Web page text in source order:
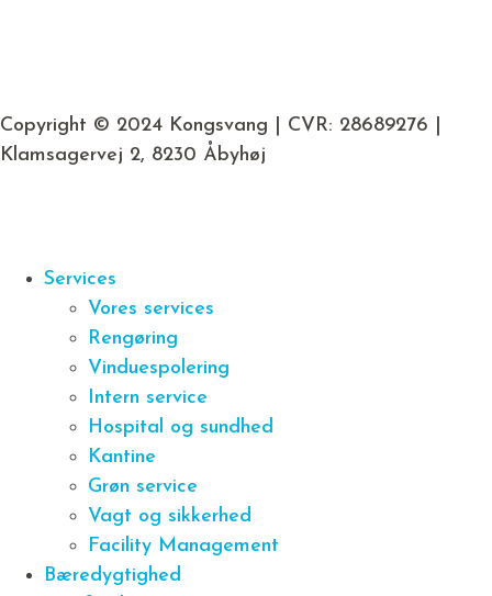
Copyright © 2024 Kongsvang | CVR: 28689276 |
Klamsagervej 2, 8230 Åbyhøj
Services
Vores services
Rengøring
Vinduespolering
Intern service
Hospital og sundhed
Kantine
Grøn service
Vagt og sikkerhed
Facility Management
Bæredygtighed